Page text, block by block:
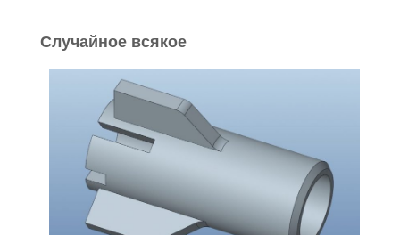
Случайное всякое